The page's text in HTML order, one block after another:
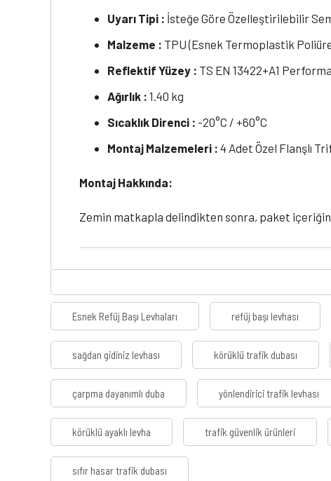
Uyarı Tipi : İsteğe Göre Özelleştirilebilir
Malzeme : TPU (Esnek Termoplastik
Reflektif Yüzey : TS EN 13422+A1
Ağırlık : 1.40 kg
Sıcaklık Direnci : -20°C / +60°C
Montaj Malzemeleri : 4 Adet Özel Flanşlı
Montaj Hakkında:
Zemin matkapla delindikten sonra, paket
Esnek Refüj Başı Levhaları refüj başı levhası
sağdan gidiniz levhası körüklü trafik dubası
çarpma dayanımlı duba yönlendirici trafik levhası
körüklü ayaklı levha trafik güvenlik ürünleri
sıfır hasar trafik dubası